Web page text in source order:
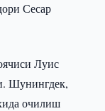
Сесар
Луис
Шунингдек,
очилиш